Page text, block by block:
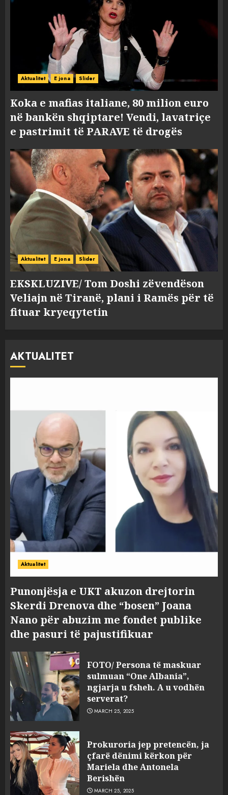
Aktualitet E jona Slider
Koka e mafias italiane, 80 milion euro
në bankën shqiptare! Vendi, lavatriçe
e pastrimit të PARAVE të drogës
Aktualitet E jona Slider
EKSKLUZIVE/ Tom Doshi zëvendëson
Veliajn në Tiranë, plani i Ramës për të
fituar kryeqytetin
AKTUALITET
Aktualitet
Punonjësja e UKT akuzon drejtorin
Skerdi Drenova dhe “bosen” Joana
Nano për abuzim me fondet publike
dhe pasuri të pajustifikuar
FOTO/ Persona të maskuar
sulmuan “One Albania”,
ngjarja u fsheh. A u vodhën
serverat?
MARCH 25, 2025
Prokuroria jep pretencën, ja
çfarë dënimi kërkon për
Mariela dhe Antonela
Berishën
MARCH 25, 2025